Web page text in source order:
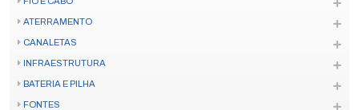
ATERRAMENTO
CANALETAS
INFRAESTRUTURA
BATERIA E PILHA
FONTES